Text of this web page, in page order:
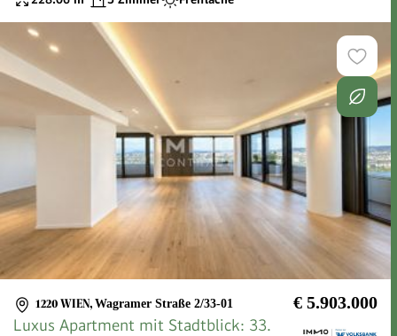
1220 WIEN, Wagramer Straße 2/33-01 € 5.903.000
Luxus Apartment mit Stadtblick: 33.